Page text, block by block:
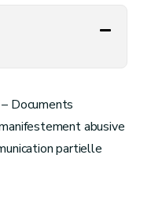
Documents
abusive
partielle